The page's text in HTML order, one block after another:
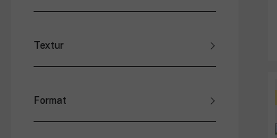
Textur
Flytande (1)
Format
Set (10)